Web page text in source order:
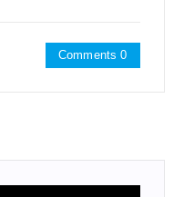
Comments 0